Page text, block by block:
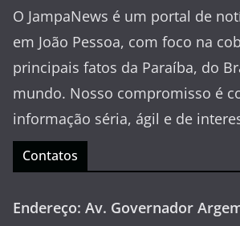
O JampaNews é um portal de
em João Pessoa, com foco na
principais fatos da Paraíba, do
mundo. Nosso compromisso é
informação séria, ágil e de
Contatos
Endereço: Av. Governador